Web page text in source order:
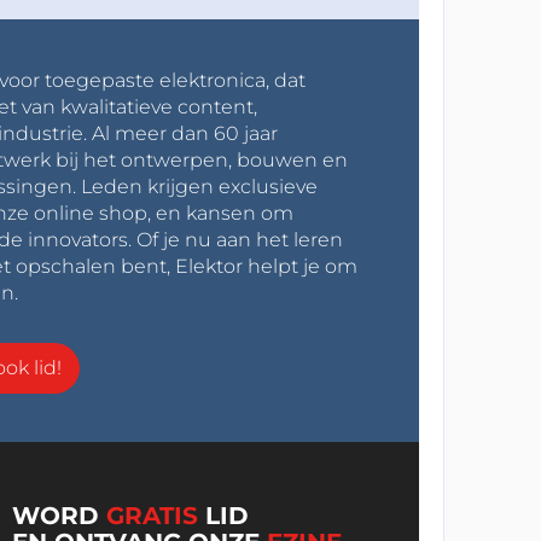
toegepaste elektronica, dat
van kwalitatieve content,
Al meer dan 60 jaar
bij het ontwerpen, bouwen en
Leden krijgen exclusieve
online shop, en kansen om
innovators. Of je nu aan het leren
opschalen bent, Elektor helpt je om
lid!
WORDGRATIS LID